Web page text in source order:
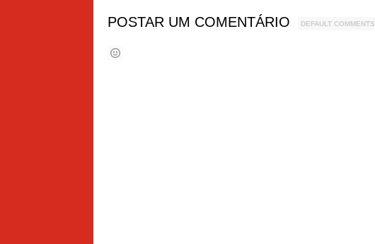
POSTAR UM COMENTÁRIO DEFAULT COMMENTS